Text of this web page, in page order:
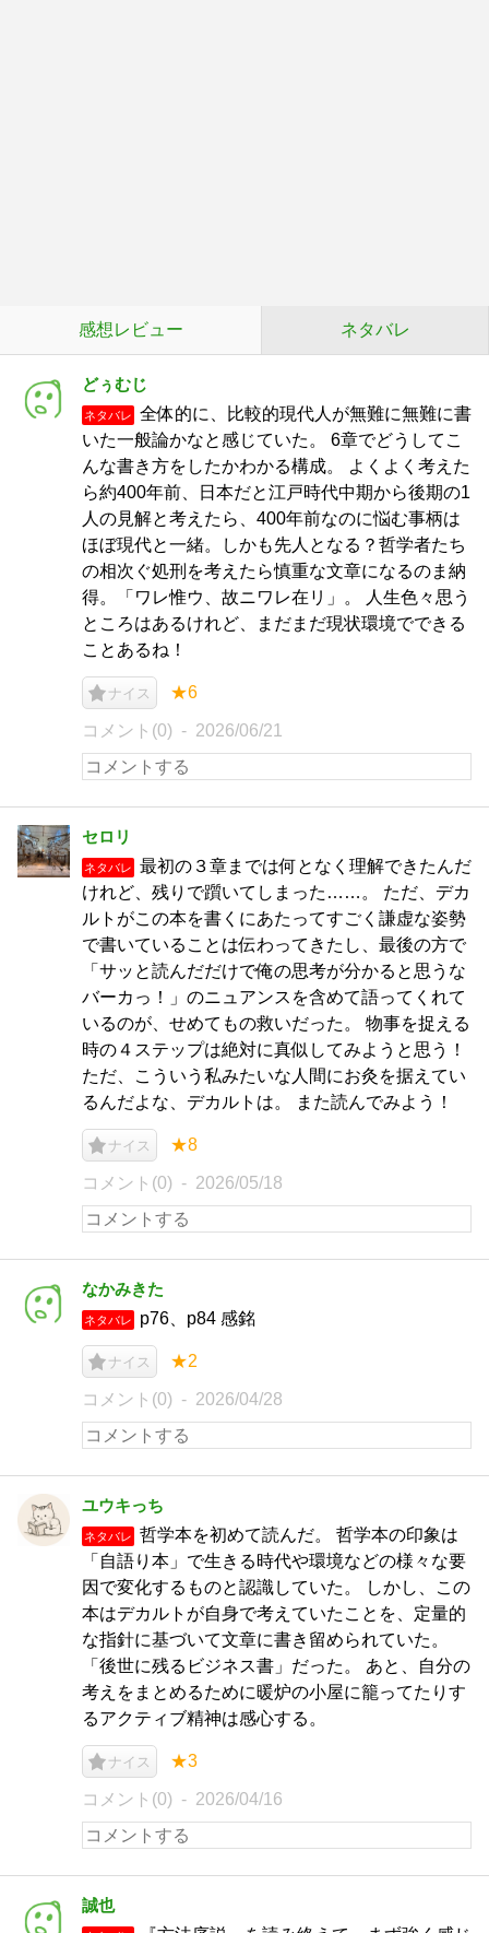
感想レビュー ネタバレ
どぅむじ
ネタバレ
全体的に、比較的現代人が無難に無難に書
いた一般論かなと感じていた。 6章でどうしてこ
んな書き方をしたかわかる構成。 よくよく考えた
ら約400年前、日本だと江戸時代中期から後期の1
人の見解と考えたら、400年前なのに悩む事柄は
ほぼ現代と一緒。しかも先人となる？哲学者たち
の相次ぐ処刑を考えたら慎重な文章になるのま納
得。「ワレ惟ウ、故ニワレ在リ」。 人生色々思う
ところはあるけれど、まだまだ現状環境でできる
ことあるね！
ナイス ★6
コメント(0) 2026/06/21
セロリ
ネタバレ
最初の３章までは何となく理解できたんだ
けれど、残りで躓いてしまった……。 ただ、デカ
ルトがこの本を書くにあたってすごく謙虚な姿勢
で書いていることは伝わってきたし、最後の方で
「サッと読んだだけで俺の思考が分かると思うな
バーカっ！」のニュアンスを含めて語ってくれて
いるのが、せめてもの救いだった。 物事を捉える
時の４ステップは絶対に真似してみようと思う！
ただ、こういう私みたいな人間にお灸を据えてい
るんだよな、デカルトは。 また読んでみよう！
ナイス ★8
コメント(0) 2026/05/18
なかみきた
ネタバレ p76、p84 感銘
ナイス ★2
コメント(0) 2026/04/28
ユウキっち
ネタバレ
哲学本を初めて読んだ。 哲学本の印象は
「自語り本」で生きる時代や環境などの様々な要
因で変化するものと認識していた。 しかし、この
本はデカルトが自身で考えていたことを、定量的
な指針に基づいて文章に書き留められていた。
「後世に残るビジネス書」だった。 あと、自分の
考えをまとめるために暖炉の小屋に籠ってたりす
るアクティブ精神は感心する。
ナイス ★3
コメント(0) 2026/04/16
誠也